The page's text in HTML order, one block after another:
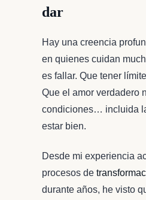
dar
Hay una creencia
en quienes cuidan
es fallar. Que tener
Que el amor verdadero
condiciones… incluida
estar bien.
Desde mi experiencia
procesos de
durante años, he visto